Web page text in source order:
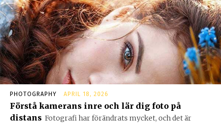
PHOTOGRAPHY APRIL 18, 2026
Förstå kamerans inre och lär dig foto på
distans Fotografi har förändrats mycket, och det är